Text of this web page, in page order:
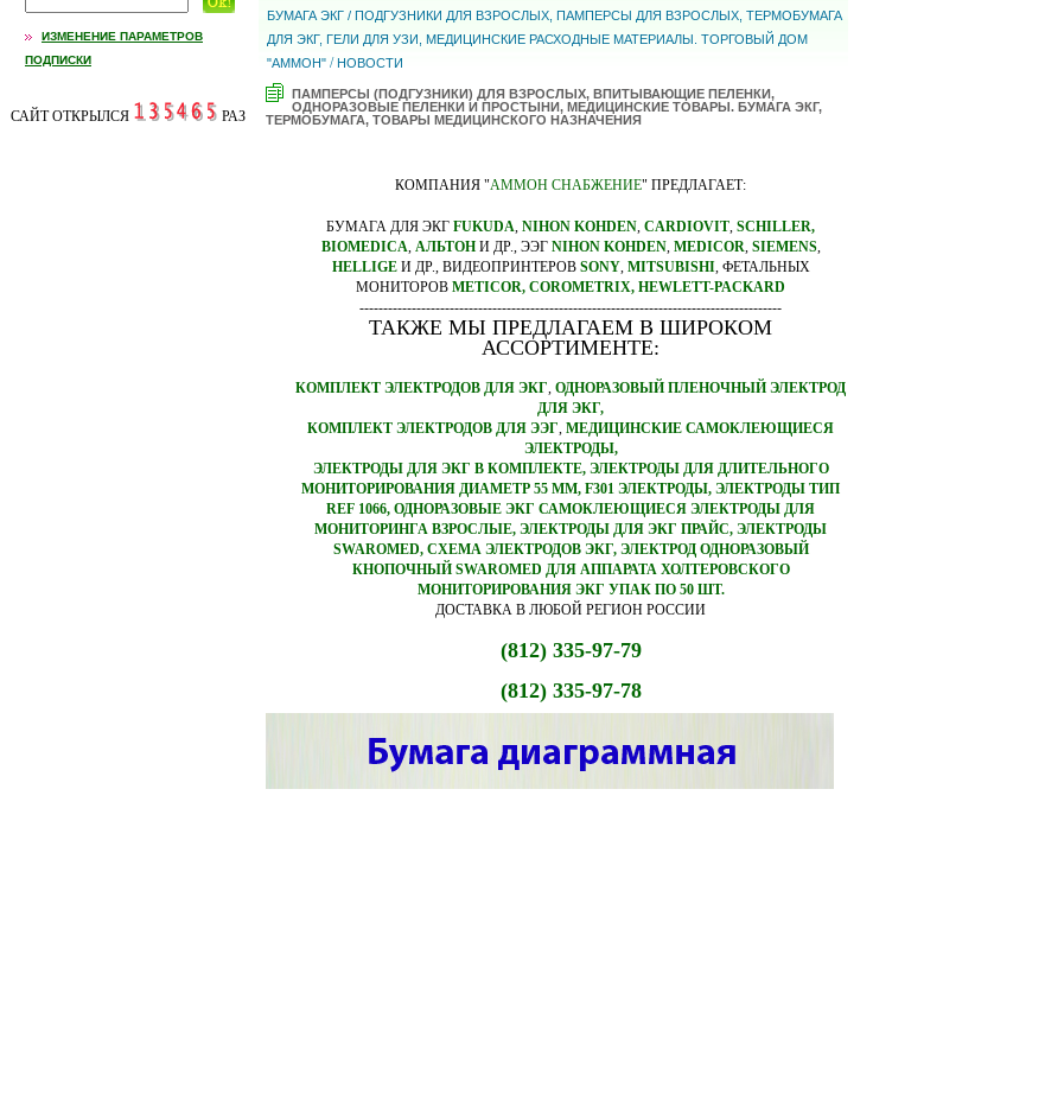
ИЗМЕНЕНИЕ ПАРАМЕТРОВ
ПОДПИСКИ
САЙТ ОТКРЫЛСЯ РАЗ
БУМАГА ЭКГ / ПОДГУЗНИКИ ДЛЯ ВЗРОСЛЫХ, ПАМПЕРСЫ ДЛЯ ВЗРОСЛЫХ, ТЕРМОБУМАГА
ДЛЯ ЭКГ, ГЕЛИ ДЛЯ УЗИ, МЕДИЦИНСКИЕ РАСХОДНЫЕ МАТЕРИАЛЫ. ТОРГОВЫЙ ДОМ
"АММОН" / НОВОСТИ
ПАМПЕРСЫ (ПОДГУЗНИКИ) ДЛЯ ВЗРОСЛЫХ, ВПИТЫВАЮЩИЕ ПЕЛЕНКИ,
ОДНОРАЗОВЫЕ ПЕЛЕНКИ И ПРОСТЫНИ, МЕДИЦИНСКИЕ ТОВАРЫ. БУМАГА ЭКГ,
ТЕРМОБУМАГА, ТОВАРЫ МЕДИЦИНСКОГО НАЗНАЧЕНИЯ
КОМПАНИЯ "АММОН СНАБЖЕНИЕ" ПРЕДЛАГАЕТ:
БУМАГА ДЛЯ ЭКГ FUKUDA, NIHON KOHDEN, CARDIOVIT, SCHILLER,
BIOMEDICA, АЛЬТОНИ ДР., ЭЭГ NIHON KOHDEN, MEDICOR, SIEMENS,
HELLIGEИ ДР., ВИДЕОПРИНТЕРОВ SONY, MITSUBISHI, ФЕТАЛЬНЫХ
МОНИТОРОВ METICOR, COROMETRIX, HEWLETT-PACKARD
-----------------------------------------------------------------------------------------
ТАКЖЕ МЫ ПРЕДЛАГАЕМ В ШИРОКОМ
АССОРТИМЕНТЕ:
КОМПЛЕКТ ЭЛЕКТРОДОВ ДЛЯ ЭКГ, ОДНОРАЗОВЫЙ ПЛЕНОЧНЫЙ ЭЛЕКТРОД
ДЛЯ ЭКГ,
КОМПЛЕКТ ЭЛЕКТРОДОВ ДЛЯ ЭЭГ, МЕДИЦИНСКИЕ САМОКЛЕЮЩИЕСЯ
ЭЛЕКТРОДЫ,
ЭЛЕКТРОДЫ ДЛЯ ЭКГ В КОМПЛЕКТЕ, ЭЛЕКТРОДЫ ДЛЯ ДЛИТЕЛЬНОГО
МОНИТОРИРОВАНИЯ ДИАМЕТР 55 ММ, F301 ЭЛЕКТРОДЫ, ЭЛЕКТРОДЫ ТИП
REF 1066, ОДНОРАЗОВЫЕ ЭКГ САМОКЛЕЮЩИЕСЯ ЭЛЕКТРОДЫ ДЛЯ
МОНИТОРИНГА ВЗРОСЛЫЕ, ЭЛЕКТРОДЫ ДЛЯ ЭКГ ПРАЙС, ЭЛЕКТРОДЫ
SWAROMED, СХЕМА ЭЛЕКТРОДОВ ЭКГ, ЭЛЕКТРОД ОДНОРАЗОВЫЙ
КНОПОЧНЫЙ SWAROMED ДЛЯ АППАРАТА ХОЛТЕРОВСКОГО
МОНИТОРИРОВАНИЯ ЭКГ УПАК ПО 50 ШТ.
ДОСТАВКА В ЛЮБОЙ РЕГИОН РОССИИ
(812) 335-97-79
(812) 335-97-78